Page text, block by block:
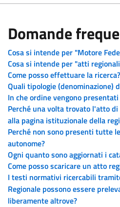
Domande
Cosa si intende per "Motore
Cosa si intende per "atti
Come posso effettuare la ricerca?
Quali tipologie (denominazione)
In che ordine vengono
Perché una volta trovato l'atto
alla pagina istituzionale della
Perché non sono presenti tutte
autonome?
Ogni quanto sono aggiornati i
Come posso scaricare un atto
I testi normativi ricercabili
Regionale possono essere
liberamente altrove?